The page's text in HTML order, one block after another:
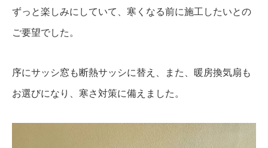
ずっと楽しみにしていて、寒くなる前に施工したいとの
ご要望でした。
序にサッシ窓も断熱サッシに替え、また、暖房換気扇も
お選びになり、寒さ対策に備えました。